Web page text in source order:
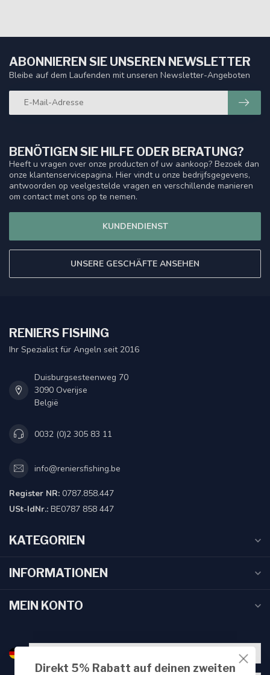
BENÖTIGEN SIE HILFE ODER BERATUNG?
Heeft u vragen over onze producten of uw aankoop? Bezoek dan
onze klantenservicepagina. Hier vindt u onze bedrijfsgegevens,
antwoorden op veelgestelde vragen en verschillende manieren
om contact met ons op te nemen.
KUNDENDIENST
UNSERE GESCHÄFTE ANSEHEN
ABONNIEREN SIE UNSEREN NEWSLETTER
Bleibe auf dem Laufenden mit unseren Newsletter-Angeboten
RENIERS FISHING
Ihr Spezialist für Angeln seit 2016
Duisburgsesteenweg 70
3090 Overijse
België
0032 (0)2 305 83 11
info@reniersfishing.be
Register NR: 0787.858.447
USt-IdNr.: BE0787 858 447
KATEGORIEN
INFORMATIONEN
MEIN KONTO
Direkt 5% Rabatt auf deinen zweiten